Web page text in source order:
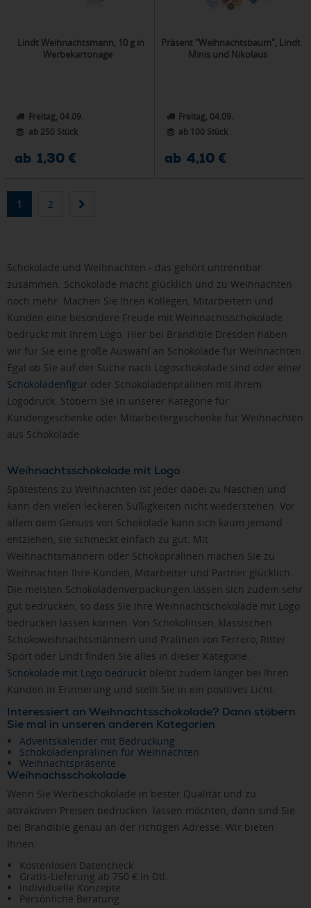
Lindt Weihnachtsmann, 10 g in
Werbekartonage
Freitag, 04.09.
ab 250 Stück
ab 1,30 €
Präsent "Weihnachtsbaum", Lindt
Minis und Nikolaus
Freitag, 04.09.
ab 100 Stück
ab 4,10 €
1 2
Schokolade und Weihnachten - das gehört untrennbar
zusammen. Schokolade macht glücklich und zu Weihnachten
noch mehr. Machen Sie Ihren Kollegen, Mitarbeitern und
Kunden eine besondere Freude mit Weihnachtsschokolade
bedruckt mit Ihrem Logo. Hier bei Brandible Dresden haben
wir für Sie eine große Auswahl an Schokolade für Weihnachten.
Egal ob Sie auf der Suche nach Logoschokolade sind oder einer
Schokoladenfigur oder Schokoladenpralinen mit Ihrem
Logodruck. Stöbern Sie in unserer Kategorie für
Kundengeschenke oder Mitarbeitergeschenke für Weihnachten
aus Schokolade.
Weihnachtsschokolade mit Logo
Spätestens zu Weihnachten ist jeder dabei zu Naschen und
kann den vielen leckeren Süßigkeiten nicht wiederstehen. Vor
allem dem Genuss von Schokolade kann sich kaum jemand
entziehen, sie schmeckt einfach zu gut. Mit
Weihnachtsmännern oder Schokopralinen machen Sie zu
Weihnachten Ihre Kunden, Mitarbeiter und Partner glücklich.
Die meisten Schokoladenverpackungen lassen sich zudem sehr
gut bedrucken, so dass Sie Ihre Weihnachtschokolade mit Logo
bedrucken lassen können. Von Schokolinsen, klassischen
Schokoweihnachtsmännern und Pralinen von Ferrero, Ritter
Sport oder Lindt finden Sie alles in dieser Kategorie.
Schokolade mit Logo bedruckt bleibt zudem länger bei Ihren
Kunden in Erinnerung und stellt Sie in ein positives Licht.
Interessiert an Weihnachtsschokolade? Dann stöbern
Sie mal in unseren anderen Kategorien
Adventskalender mit Bedruckung
Schokoladenpralinen für Weihnachten
Weihnachtspräsente
Weihnachsschokolade
Wenn Sie Werbeschokolade in bester Qualität und zu
attraktiven Preisen bedrucken lassen möchten, dann sind Sie
bei Brandible genau an der richtigen Adresse. Wir bieten
Ihnen:
Kostenlosen Datencheck
Gratis-Lieferung ab 750 € in Dtl.
Individuelle Konzepte
Persönliche Beratung